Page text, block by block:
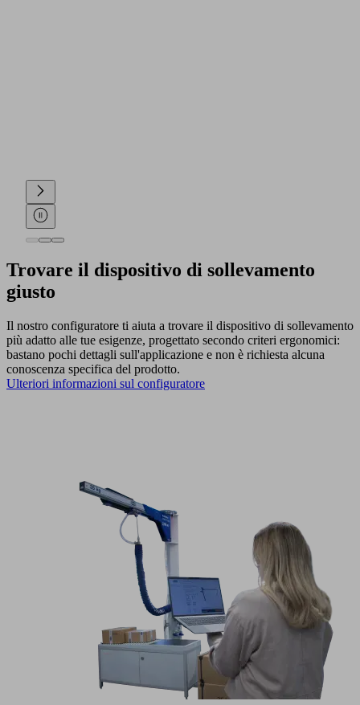
Trovare il dispositivo di sollevamento
giusto
Il nostro configuratore ti aiuta a trovare il dispositivo di sollevamento
più adatto alle tue esigenze, progettato secondo criteri ergonomici:
bastano pochi dettagli sull'applicazione e non è richiesta alcuna
conoscenza specifica del prodotto.
Ulteriori informazioni sul configuratore